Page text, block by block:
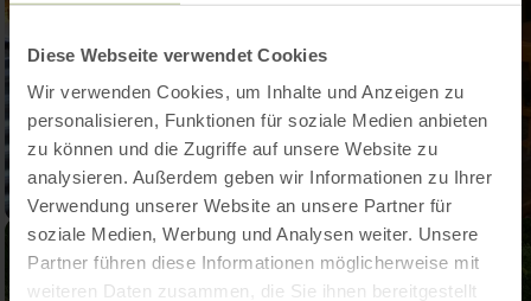
Diese Webseite verwendet Cookies
Wir verwenden Cookies, um Inhalte und Anzeigen zu
personalisieren, Funktionen für soziale Medien anbieten
zu können und die Zugriffe auf unsere Website zu
analysieren. Außerdem geben wir Informationen zu Ihrer
Verwendung unserer Website an unsere Partner für
soziale Medien, Werbung und Analysen weiter. Unsere
Partner führen diese Informationen möglicherweise mit
weiteren Daten zusammen, die Sie ihnen bereitgestellt